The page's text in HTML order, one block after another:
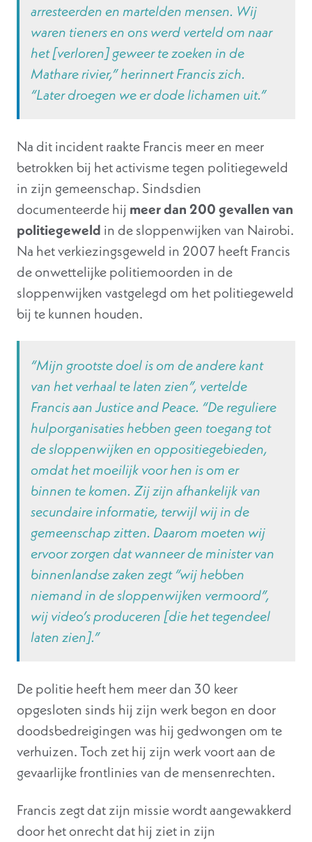
arresteerden en martelden mensen. Wij
waren tieners en ons werd verteld om naar
het [verloren] geweer te zoeken in de
Mathare rivier,” herinnert Francis zich.
“Later droegen we er dode lichamen uit.”
Na dit incident raakte Francis meer en meer
betrokken bij het activisme tegen politiegeweld
in zijn gemeenschap. Sindsdien
documenteerde hij meer dan 200 gevallen van
politiegeweld in de sloppenwijken van Nairobi.
Na het verkiezingsgeweld in 2007 heeft Francis
de onwettelijke politiemoorden in de
sloppenwijken vastgelegd om het politiegeweld
bij te kunnen houden.
“Mijn grootste doel is om de andere kant
van het verhaal te laten zien”, vertelde
Francis aan Justice and Peace. “De reguliere
hulporganisaties hebben geen toegang tot
de sloppenwijken en oppositiegebieden,
omdat het moeilijk voor hen is om er
binnen te komen. Zij zijn afhankelijk van
secundaire informatie, terwijl wij in de
gemeenschap zitten. Daarom moeten wij
ervoor zorgen dat wanneer de minister van
binnenlandse zaken zegt “wij hebben
niemand in de sloppenwijken vermoord”,
wij video’s produceren [die het tegendeel
laten zien].”
De politie heeft hem meer dan 30 keer
opgesloten sinds hij zijn werk begon en door
doodsbedreigingen was hij gedwongen om te
verhuizen. Toch zet hij zijn werk voort aan de
gevaarlijke frontlinies van de mensenrechten.
Francis zegt dat zijn missie wordt aangewakkerd
door het onrecht dat hij ziet in zijn